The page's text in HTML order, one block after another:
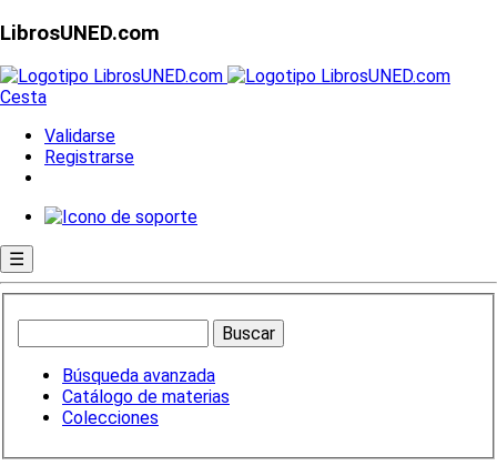
LibrosUNED.com
Cesta
Validarse
Registrarse
☰
Búsqueda avanzada
Catálogo de materias
Colecciones